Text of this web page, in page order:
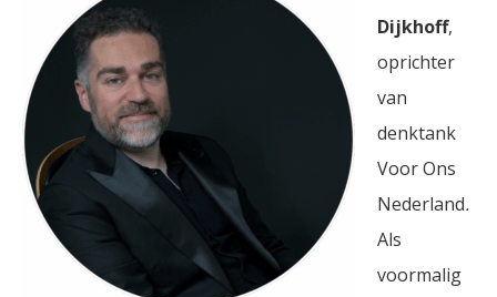
Dijkhoff,
oprichter
van
denktank
Voor Ons
Nederland.
Als
voormalig